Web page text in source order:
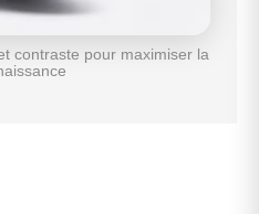
contraste pour maximiser la